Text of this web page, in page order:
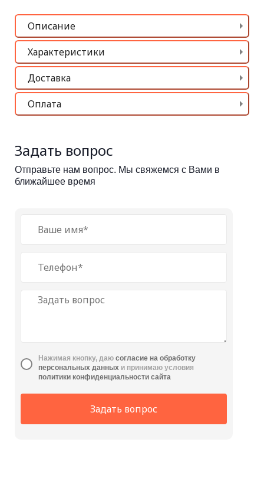
Описание
Характеристики
Доставка
Оплата
Задать вопрос
Отправьте нам вопрос. Мы свяжемся с Вами в
ближайшее время
Нажимая кнопку, даю cогласие на обработку
персональных данных и принимаю условия
политики конфиденциальности сайта
Задать вопрос